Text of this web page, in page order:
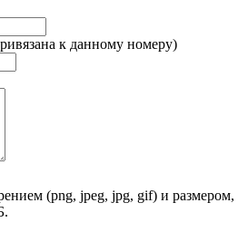
к данному номеру)
(png, jpeg, jpg, gif) и размером,